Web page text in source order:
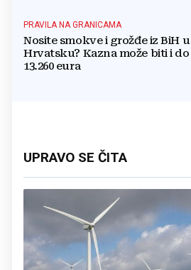
PRAVILA NA GRANICAMA
Nosite smokve i grožđe iz BiH u
Hrvatsku? Kazna može biti i do
13.260 eura
UPRAVO SE ČITA